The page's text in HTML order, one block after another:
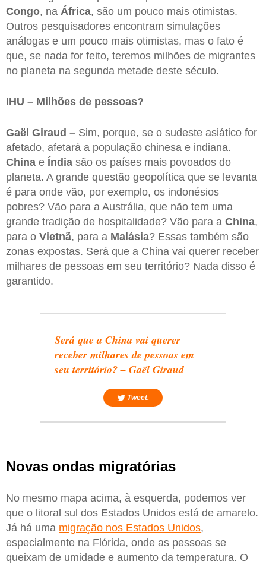
Congo, na África, são um pouco mais otimistas.
Outros pesquisadores encontram simulações
análogas e um pouco mais otimistas, mas o fato é
que, se nada for feito, teremos milhões de migrantes
no planeta na segunda metade deste século.
IHU – Milhões de pessoas?
Gaël Giraud – Sim, porque, se o sudeste asiático for
afetado, afetará a população chinesa e indiana.
China e Índia são os países mais povoados do
planeta. A grande questão geopolítica que se levanta
é para onde vão, por exemplo, os indonésios
pobres? Vão para a Austrália, que não tem uma
grande tradição de hospitalidade? Vão para a China,
para o Vietnã, para a Malásia? Essas também são
zonas expostas. Será que a China vai querer receber
milhares de pessoas em seu território? Nada disso é
garantido.
Será que a China vai querer
receber milhares de pessoas em
seu território? – Gaël Giraud
Tweet.
Novas ondas migratórias
No mesmo mapa acima, à esquerda, podemos ver
que o litoral sul dos Estados Unidos está de amarelo.
Já há uma migração nos Estados Unidos,
especialmente na Flórida, onde as pessoas se
queixam de umidade e aumento da temperatura. O